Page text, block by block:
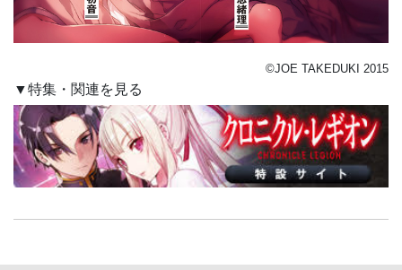
©JOE TAKEDUKI 2015
▼特集・関連を見る